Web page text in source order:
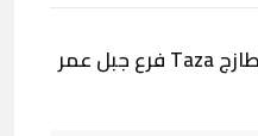
تقييم العملا على مطعم الطازج Taza فرع جبل عمر